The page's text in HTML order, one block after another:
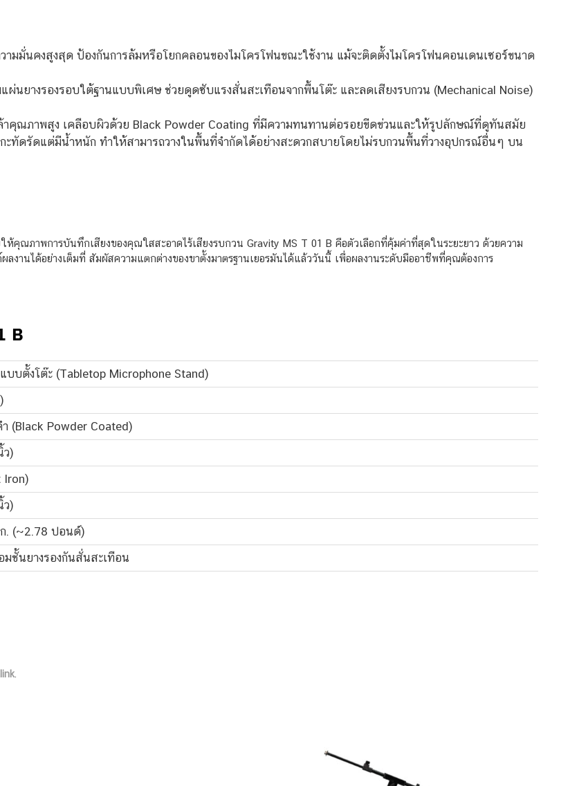
มมั่นคงสูงสุด ป้องกันการล้มหรือโยกคลอนของไมโครโฟนขณะใช้งาน แม้จะติดตั้งไมโครโฟนคอนเดนเซอร์ขนาด
ผ่นยางรองรอบใต้ฐานแบบพิเศษ ช่วยดูดซับแรงสั่นสะเทือนจากพื้นโต๊ะ และลดเสียงรบกวน (Mechanical Noise)
าคุณภาพสูง เคลือบผิวด้วย Black Powder Coating ที่มีความทนทานต่อรอยขีดข่วนและให้รูปลักษณ์ที่ดูทันสมัย
ทัดรัดแต่มีน้ำหนัก ทำให้สามารถวางในพื้นที่จำกัดได้อย่างสะดวกสบายโดยไม่รบกวนพื้นที่วางอุปกรณ์อื่นๆ บน
ณภาพการบันทึกเสียงของคุณใสสะอาดไร้เสียงรบกวน Gravity MS T 01 B คือตัวเลือกที่คุ้มค่าที่สุดในระยะยาว ด้วยความ
านได้อย่างเต็มที่ สัมผัสความแตกต่างของขาตั้งมาตรฐานเยอรมันได้แล้ววันนี้ เพื่อผลงานระดับมืออาชีพที่คุณต้องการ
B
บบตั้งโต๊ะ (Tabletop Microphone Stand)
(Black Powder Coated)
ว)
Iron)
ว)
. (~2.78 ปอนด์)
มชั้นยางรองกันสั่นสะเทือน
.